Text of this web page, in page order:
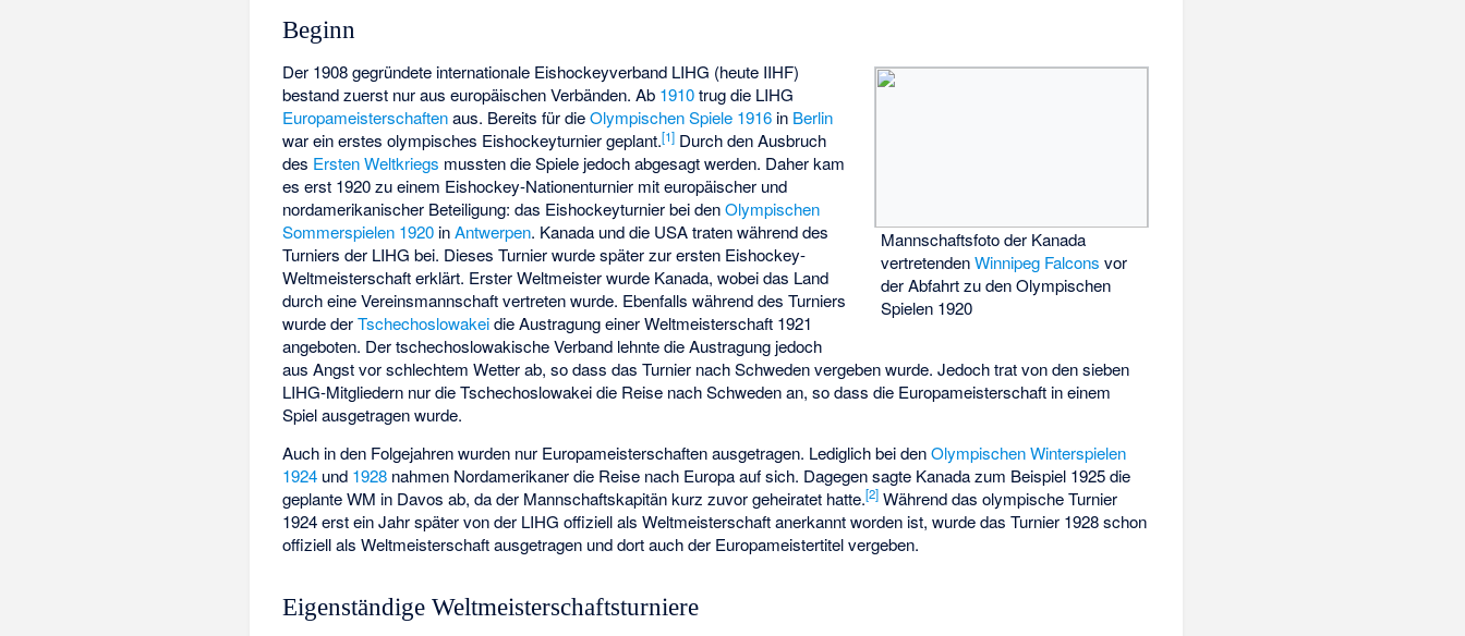
Beginn
Mannschaftsfoto der Kanada
vertretendenWinnipeg Falcons vor
der Abfahrt zu den Olympischen
Spielen 1920
Der 1908 gegründete internationale Eishockeyverband LIHG (heute IIHF)
bestand zuerst nur aus europäischen Verbänden. Ab 1910trug die LIHG
Europameisterschaftenaus. Bereits für dieOlympischen Spiele 1916 in Berlin
war ein erstes olympisches Eishockeyturnier geplant.[1] Durch den Ausbruch
des Ersten Weltkriegs mussten die Spiele jedoch abgesagt werden. Daher kam
es erst 1920 zu einem Eishockey-Nationenturnier mit europäischer und
nordamerikanischer Beteiligung: das Eishockeyturnier bei denOlympischen
Sommerspielen 1920 inAntwerpen. Kanada und die USA traten während des
Turniers der LIHG bei. Dieses Turnier wurde später zur ersten Eishockey-
Weltmeisterschaft erklärt. Erster Weltmeister wurde Kanada, wobei das Land
durch eine Vereinsmannschaft vertreten wurde. Ebenfalls während des Turniers
wurde derTschechoslowakeidie Austragung einer Weltmeisterschaft 1921
angeboten. Der tschechoslowakische Verband lehnte die Austragung jedoch
aus Angst vor schlechtem Wetter ab, so dass das Turnier nach Schweden vergeben wurde. Jedoch trat von den sieben
LIHG-Mitgliedern nur die Tschechoslowakei die Reise nach Schweden an, so dass die Europameisterschaft in einem
Spiel ausgetragen wurde.
Auch in den Folgejahren wurden nur Europameisterschaften ausgetragen. Lediglich bei denOlympischen Winterspielen
1924 und 1928 nahmen Nordamerikaner die Reise nach Europa auf sich. Dagegen sagte Kanada zum Beispiel 1925 die
geplante WM in Davos ab, da der Mannschaftskapitän kurz zuvor geheiratet hatte.[2] Während das olympische Turnier
1924 erst ein Jahr später von der LIHG offiziell als Weltmeisterschaft anerkannt worden ist, wurde das Turnier 1928 schon
offiziell als Weltmeisterschaft ausgetragen und dort auch der Europameistertitel vergeben.
Eigenständige Weltmeisterschaftsturniere